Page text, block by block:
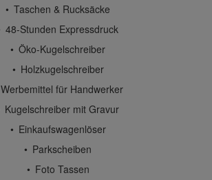
Taschen & Rucksäcke
48-Stunden Expressdruck
Öko-Kugelschreiber
Holzkugelschreiber
Werbemittel für Handwerker
Kugelschreiber mit Gravur
Einkaufswagenlöser
Parkscheiben
Foto Tassen